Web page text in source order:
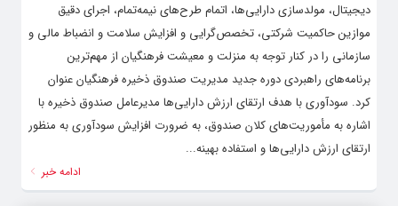
دیجیتال، مولدسازی دارایی‌ها، اتمام طرح‌های نیمه‌تمام، اجرای دقیق
موازین حاکمیت شرکتی، تخصص‌گرایی و افزایش سلامت و انضباط مالی و
سازمانی را در کنار توجه به منزلت و معیشت فرهنگیان از مهم‌ترین
برنامه‌های راهبردی دوره جدید مدیریت صندوق ذخیره فرهنگیان عنوان
کرد. سودآوری با هدف ارتقای ارزش دارایی‌ها مدیرعامل صندوق ذخیره با
اشاره به مأموریت‌های کلان صندوق، به ضرورت افزایش سودآوری به منظور
ارتقای ارزش دارایی‌ها و استفاده بهینه...
ادامه خبر